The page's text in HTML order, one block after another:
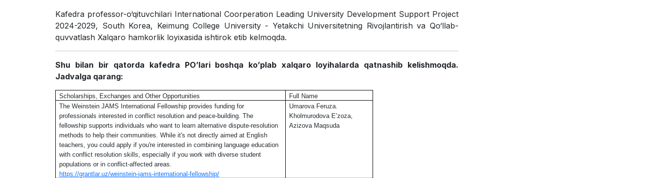
Kafedra professor-o‘qituvchilari International Coorperation Leading University Development Support Project
2024-2029, South Korea, Keimung College University - Yetakchi Universitetning Rivojlantirish va Qo‘llab-
quvvatlash Xalqaro hamkorlik loyixasida ishtirok etib kelmoqda.
Shu bilan bir qatorda kafedra PO’lari boshqa ko’plab xalqaro loyihalarda qatnashib kelishmoqda.
Jadvalga qarang:
Scholarships, Exchanges and Other Opportunities
Full Name
The Weinstein JAMS International Fellowship provides funding for
professionals interested in conflict resolution and peace-building. The
fellowship supports individuals who want to learn alternative dispute-resolution
methods to help their communities. While it's not directly aimed at English
teachers, you could apply if you're interested in combining language education
with conflict resolution skills, especially if you work with diverse student
populations or in conflict-affected areas.
https://grantlar.uz/weinstein-jams-international-fellowship/
Umarova Feruza.
Kholmurodova E’zoza,
Azizova Maqsuda